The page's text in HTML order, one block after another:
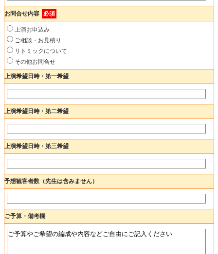
お問合せ内容 必須
上演お申込み
ご相談・お見積り
リトミックについて
その他お問合せ
上演希望日時・第一希望
上演希望日時・第二希望
上演希望日時・第三希望
予想観客者数（先生は含みません）
ご予算・備考欄